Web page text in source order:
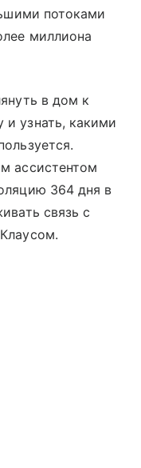
потоками
миллиона
в дом к
узнать, какими
ассистентом
364 дня в
связь с